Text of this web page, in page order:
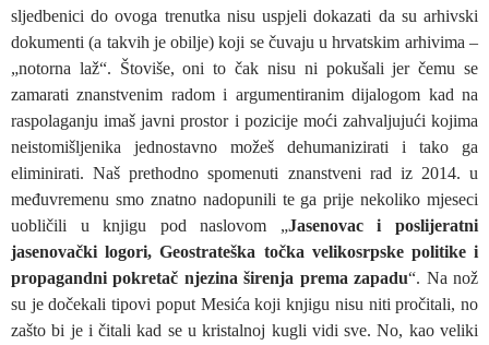
sljedbenici do ovoga trenutka nisu uspjeli dokazati da su arhivski
dokumenti (a takvih je obilje) koji se čuvaju u hrvatskim arhivima –
„notorna laž“. Štoviše, oni to čak nisu ni pokušali jer čemu se
zamarati znanstvenim radom i argumentiranim dijalogom kad na
raspolaganju imaš javni prostor i pozicije moći zahvaljujući kojima
neistomišljenika jednostavno možeš dehumanizirati i tako ga
eliminirati. Naš prethodno spomenuti znanstveni rad iz 2014. u
međuvremenu smo znatno nadopunili te ga prije nekoliko mjeseci
uobličili u knjigu pod naslovom „Jasenovac i poslijeratni
jasenovački logori, Geostrateška točka velikosrpske politike i
propagandni pokretač njezina širenja prema zapadu“. Na nož
su je dočekali tipovi poput Mesića koji knjigu nisu niti pročitali, no
zašto bi je i čitali kad se u kristalnoj kugli vidi sve. No, kao veliki